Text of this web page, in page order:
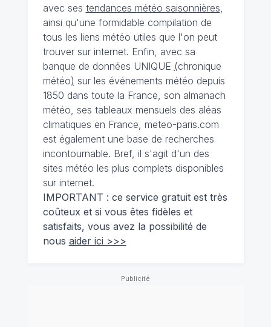
avec ses tendances météo saisonnières
ainsi qu'une formidable compilation de
tous les liens météo utiles que l'on peut
trouver sur internet. Enfin, avec sa
banque de données UNIQUE (chronique
météo) sur les événements météo depuis
1850 dans toute la France, son almanach
météo, ses tableaux mensuels des aléas
climatiques en France, meteo-paris.com
est également une base de recherches
incontournable. Bref, il s'agit d'un des
sites météo les plus complets disponibles
sur internet.
IMPORTANT : ce service gratuit est très
coûteux et si vous êtes fidèles et
satisfaits, vous avez la possibilité de
nous aider ici >>>